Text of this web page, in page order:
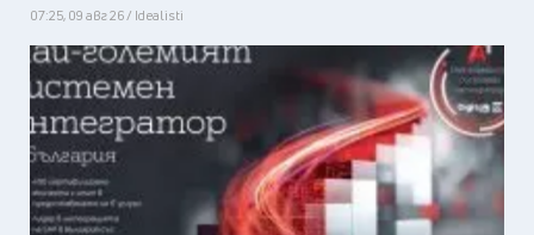
07:25, 09 авг 26 / Idealisti